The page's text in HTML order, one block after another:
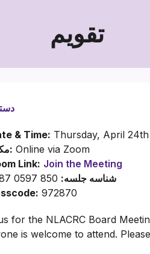
تقویم
& Time: Thursday, April
مکان: Online via Zoom
Link: Join the Meeting
شناسه جلسه:
972870
for the NLACRC Board
is welcome to attend.